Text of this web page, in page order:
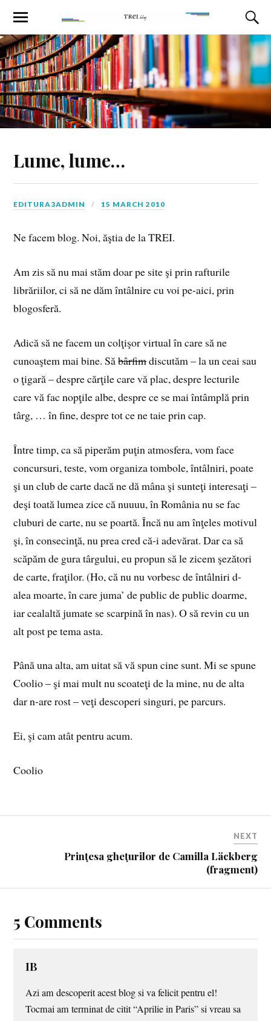
Lume, lume…
EDITURA3ADMIN 15 MARCH 2010
Ne facem blog. Noi, ăştia de la TREI.
Am zis să nu mai stăm doar pe site şi prin rafturile
librăriilor, ci să ne dăm întâlnire cu voi pe-aici, prin
blogosferă.
Adică să ne facem un colţişor virtual în care să ne
cunoaştem mai bine. Săbârfimdiscutăm – la un ceai sau
o ţigară – despre cărţile care vă plac, despre lecturile
care vă fac nopţile albe, despre ce se mai întâmplă prin
târg, … în fine, despre tot ce ne taie prin cap.
Între timp, ca să piperăm puţin atmosfera, vom face
concursuri, teste, vom organiza tombole, întâlniri, poate
şi un club de carte dacă ne dă mâna şi sunteţi interesaţi –
deşi toată lumea zice că nuuuu, în România nu se fac
cluburi de carte, nu se poartă. Încă nu am înţeles motivul
şi, în consecinţă, nu prea cred că-i adevărat. Dar ca să
scăpăm de gura târgului, eu propun să le zicem şezători
de carte, fraţilor. (Ho, că nu nu vorbesc de întâlniri d-
alea moarte, în care juma’ de public de public doarme,
iar cealaltă jumate se scarpină în nas). O să revin cu un
alt post pe tema asta.
Până una alta, am uitat să vă spun cine sunt. Mi se spune
Coolio – şi mai mult nu scoateţi de la mine, nu de alta
dar n-are rost – veţi descoperi singuri, pe parcurs.
Ei, şi cam atât pentru acum.
Coolio
NEXT
Prinţesa gheţurilor de Camilla Läckberg
(fragment)
5 Comments
IB
Azi am descoperit acest blog si va felicit pentru el!
Tocmai am terminat de citit “Aprilie in Paris” si vreau sa